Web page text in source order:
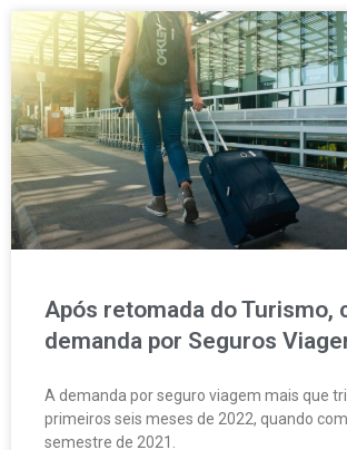
Após retomada do Turismo,
demanda por Seguros
A demanda por seguro viagem mais que
primeiros seis meses de 2022, quando
semestre de 2021.